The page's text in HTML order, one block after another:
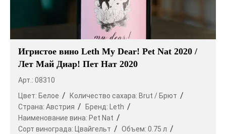
Игристое вино Leth My Dear! Pet Nat 2020 /
Лет Май Диар! Пет Нат 2020
Арт.: 08310
Цвет: Белое Количество сахара: Brut / Брют
Страна: Австрия Бренд:
Leth
Наименование вина: Pet Nat
Сорт винограда:
Цвайгельт Объем: 0.75 л